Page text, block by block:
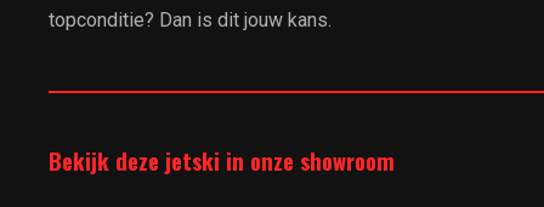
topconditie? Dan is dit jouw kans.
Bekijk deze jetski in onze showroom